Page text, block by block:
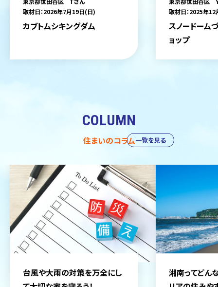
取材日：2026年7月19日(日)
カブトムシキングダム
取材日：2025年
スノードーム
ョップ
COLUMN
住まいのコラム
台風や大雨の対策を万全にし
湘南ってどん
一覧を見る